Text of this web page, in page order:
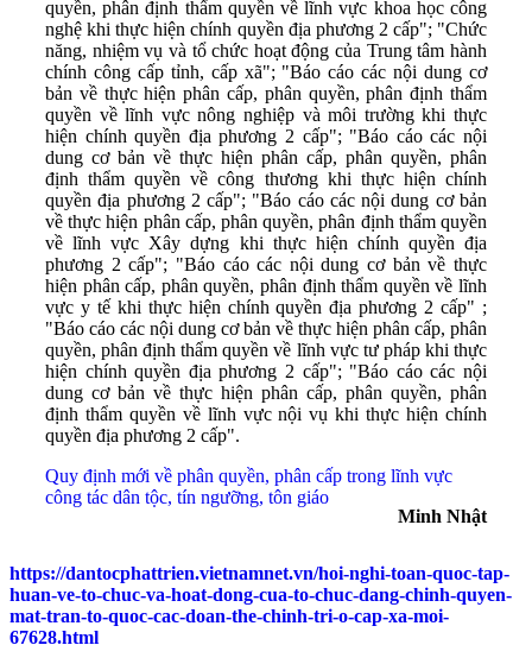
quyền, phân định thẩm quyền về lĩnh vực khoa học công
nghệ khi thực hiện chính quyền địa phương 2 cấp"; "Chức
năng, nhiệm vụ và tổ chức hoạt động của Trung tâm hành
chính công cấp tỉnh, cấp xã"; "Báo cáo các nội dung cơ
bản về thực hiện phân cấp, phân quyền, phân định thẩm
quyền về lĩnh vực nông nghiệp và môi trường khi thực
hiện chính quyền địa phương 2 cấp"; "Báo cáo các nội
dung cơ bản về thực hiện phân cấp, phân quyền, phân
định thẩm quyền về công thương khi thực hiện chính
quyền địa phương 2 cấp"; "Báo cáo các nội dung cơ bản
về thực hiện phân cấp, phân quyền, phân định thẩm quyền
về lĩnh vực Xây dựng khi thực hiện chính quyền địa
phương 2 cấp"; "Báo cáo các nội dung cơ bản về thực
hiện phân cấp, phân quyền, phân định thẩm quyền về lĩnh
vực y tế khi thực hiện chính quyền địa phương 2 cấp" ;
"Báo cáo các nội dung cơ bản về thực hiện phân cấp, phân
quyền, phân định thẩm quyền về lĩnh vực tư pháp khi thực
hiện chính quyền địa phương 2 cấp"; "Báo cáo các nội
dung cơ bản về thực hiện phân cấp, phân quyền, phân
định thẩm quyền về lĩnh vực nội vụ khi thực hiện chính
quyền địa phương 2 cấp".
Quy định mới về phân quyền, phân cấp trong lĩnh vực
công tác dân tộc, tín ngưỡng, tôn giáo
Minh Nhật
https://dantocphattrien.vietnamnet.vn/hoi-nghi-toan-quoc-tap-
huan-ve-to-chuc-va-hoat-dong-cua-to-chuc-dang-chinh-quyen-
mat-tran-to-quoc-cac-doan-the-chinh-tri-o-cap-xa-moi-
67628.html